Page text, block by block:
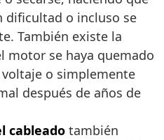
dificultad o incluso se
También existe la
motor se haya quemado
o simplemente
después de años de
cableado también